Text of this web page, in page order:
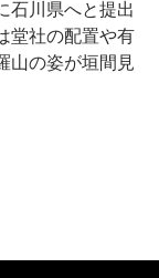
石川県へと提出
堂社の配置や有
山の姿が垣間見